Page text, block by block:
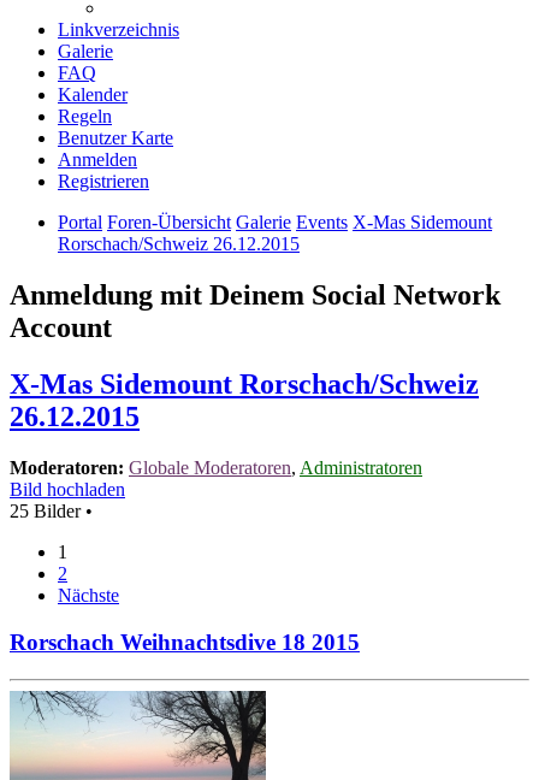
Linkverzeichnis
Galerie
FAQ
Kalender
Regeln
Benutzer Karte
Anmelden
Registrieren
Portal Foren-Übersicht Galerie Events X-Mas Sidemount
Rorschach/Schweiz 26.12.2015
Anmeldung mit Deinem Social Network
Account
X-Mas Sidemount Rorschach/Schweiz
26.12.2015
Moderatoren: Globale Moderatoren, Administratoren
Bild hochladen
25 Bilder •
1
2
Nächste
Rorschach Weihnachtsdive 18 2015